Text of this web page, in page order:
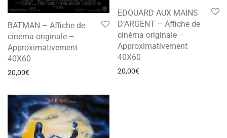
BATMAN – Affiche de
cinéma originale –
Approximativement
40X60
20,00€
EDOUARD AUX MAINS
D’ARGENT – Affiche de
cinéma originale –
Approximativement
40X60
20,00€